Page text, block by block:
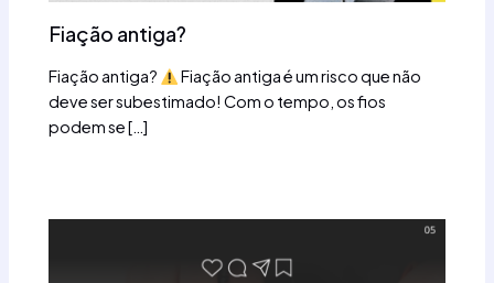
Fiação antiga?
Fiação antiga?
Fiação antiga é um risco que não
deve ser subestimado! Com o tempo, os fios
podem se […]